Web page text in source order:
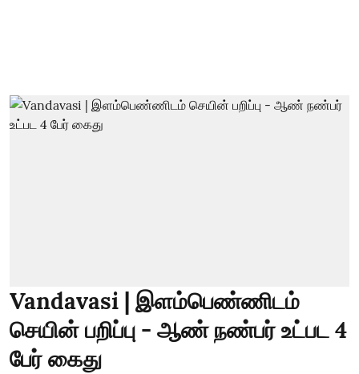
Vandavasi | இளம்பெண்ணிடம்
செயின் பறிப்பு - ஆண் நண்பர் உட்பட 4
பேர் கைது